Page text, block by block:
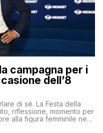
campagna per i
dell’8
di sé. La Festa della
riflessione, momento per
alla figura femminile nella
un messaggio “forte e